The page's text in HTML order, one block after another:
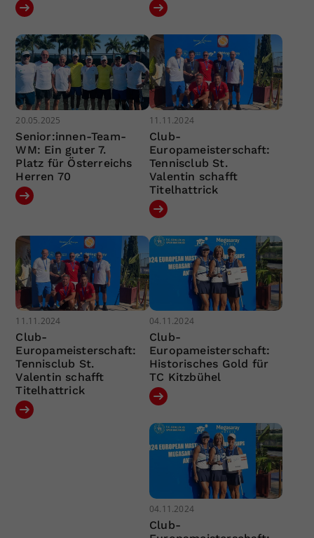
20.05.2025
Senior:innen-Team-
WM: Ein guter 7.
Platz für Österreichs
Herren 70
11.11.2024
Club-
Europameisterschaft:
Tennisclub St.
Valentin schafft
Titelhattrick
11.11.2024
Club-
Europameisterschaft:
Tennisclub St.
Valentin schafft
Titelhattrick
04.11.2024
Club-
Europameisterschaft:
Historisches Gold für
TC Kitzbühel
04.11.2024
Club-